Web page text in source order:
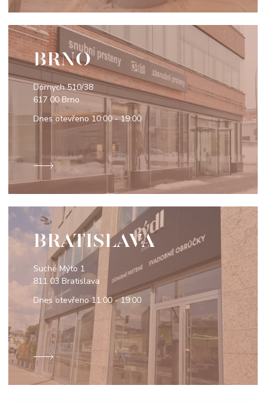
BRNO
Dornych 510/38
617 00 Brno
Dnes otevřeno 10:00 - 19:00
BRATISLAVA
Suché Mýto 1
811 03 Bratislava
Dnes otevřeno11:00 - 19:00